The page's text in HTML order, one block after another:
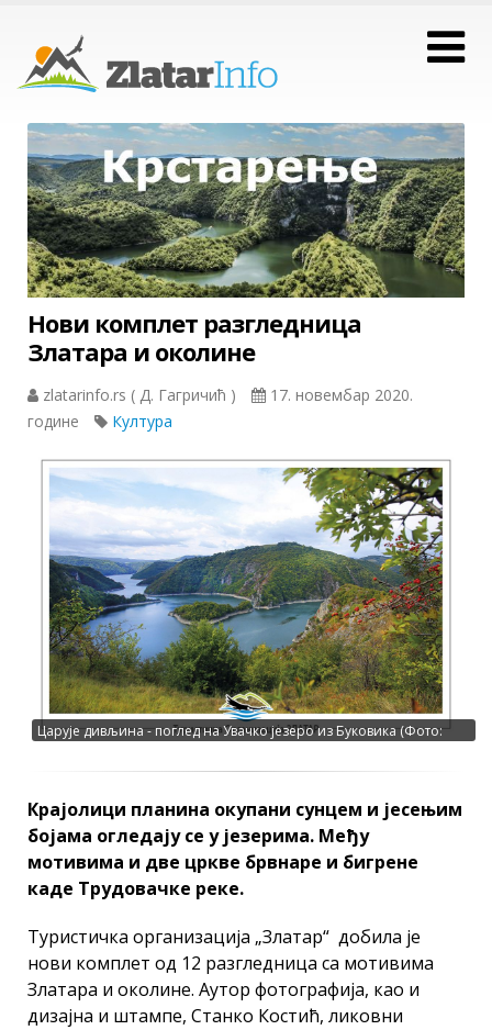
Нови комплет разгледница
Златара и околине
zlatarinfo.rs ( Д. Гагричић )
17. новембар 2020.
године
Култура
Царује дивљина - поглед на Увачко језеро из Буковика (Фото:
Крајолици планина окупани сунцем и јесењим
бојама огледају се у језерима. Међу
мотивима и две цркве брвнаре и бигрене
каде Трудовачке реке.
Туристичка организација „Златар“ добила је
нови комплет од 12 разгледница са мотивима
Златара и околине. Аутор фотографија, као и
дизајна и штампе, Станко Костић, ликовни